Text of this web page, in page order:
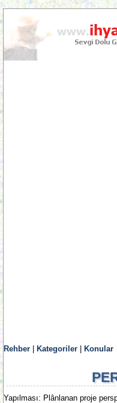
Rehber Kategoriler Konular
Yapılması: Plânlanan proje